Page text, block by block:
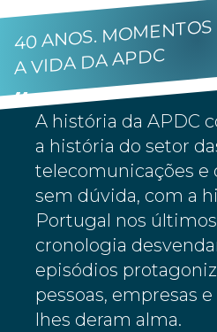
40 ANOS.
A VIDA DA APDC
A história da APDC
a história do setor
telecomunicações e
sem dúvida, com a
Portugal nos
cronologia
episódios
pessoas, empresas
lhes deram alma.